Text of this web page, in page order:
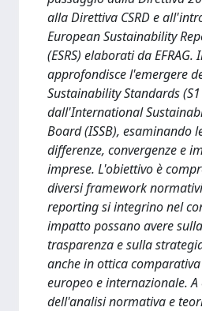
alla Direttiva CSRD e
European Sustainability
(ESRS) elaborati da EFRAG.
approfondisce l'emergere
Sustainability Standards
dall'International
Board (ISSB), esaminando
differenze, convergenze e
imprese. L'obiettivo è
diversi framework
reporting si integrino nel
impatto possano avere
trasparenza e sulla
anche in ottica
europeo e internazionale.
dell'analisi normativa e